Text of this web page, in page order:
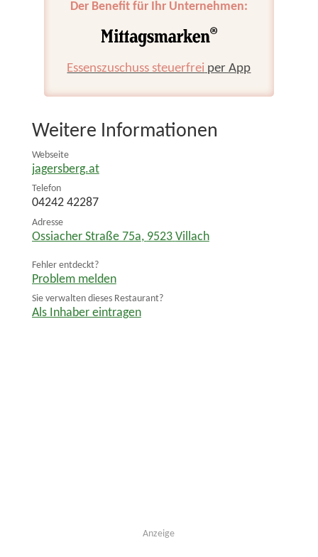
Der Benefit für Ihr Unternehmen:
Essenszuschuss steuerfrei per App
Weitere Informationen
Webseite
jagersberg.at
Telefon
04242 42287
Adresse
Ossiacher Straße 75a, 9523 Villach
Fehler entdeckt?
Problem melden
Sie verwalten dieses Restaurant?
Als Inhaber eintragen
Anzeige